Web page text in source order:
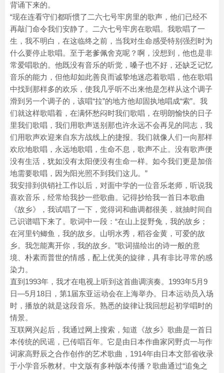
背诵下来的。
“现在连看守们都听惯了二六七号牢房里的歌声，他们已经不
再敲门命令我们安静了。二六七号牢房在歌唱。我歌唱了一
生，我不明白，在这临终之前，当我对生命感受特别强烈时为
什么要停止歌唱。至于老爹佩舍克呢？啊，没想到，他也是非
常爱唱歌的。他既没有音乐的听觉，嗓子也不好，还缺乏记忆
音乐的能力，但他却如此善良而诚挚地迷恋着歌唱，他在歌唱
中找到那样多的欢乐，使我几乎听不出来他是怎样从这个调子
滑到另一个调子的，该唱“拉”的地方他却固执地唱成“索”。我
们就这样歌唱着，在满怀愁闷时我们歌唱，在明朗愉快的日子
里我们歌唱，我们用歌声送别那也许永远不会再见的同志，我
们用歌声欢迎来自东方战线上的捷报。我们就像人们一向那样
欢欣地歌唱，永远地歌唱，生命不息，歌声不止。没有歌声便
没有生活，犹如没有太阳便没有生命一样。如今我们更是加倍
地需要歌唱，因为阳光照不到我们这儿。”
我安排到供销社工作以后，对面中学的一位音乐老师，听说我
喜欢音乐，经常给我抄一些歌曲。记得抄给我一首日本歌曲
《故乡》，我试唱了一下，觉得词和曲调都很美，就抽时间自
己识谱唱下来了。歌词中一段：“在山上捉野兔，我的故乡；
在河里钓鲫鱼，我的故乡。山明水秀，稻谷金黄，可爱的故
乡。我怎能离开你，我的故乡。”歌词描绘出的诗一般的意
境、朴素而普世的情感，配上优美的旋律，具有非比寻常的感
染力。
直到1993年，我才在电视上听到这首曲调演奏。1993年5月9
日—5月18日，第1届东亚运动会在上海举办。日本运动员入场
时，播放的就是这段音乐。熟悉的旋律让我回想起初学唱时的
情景。
互联网兴起后，我通过网上搜索，知道《故乡》歌曲是一首日
本传统的民谣，已传唱百年。它是由日本作曲家冈野贞一与作
词家高野辰之合作创作的艺术歌曲，1914年由日本文部省收录
于小学音乐教材。中文版有多种版本传播？歌曲通过“追兔之